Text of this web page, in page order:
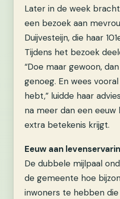
Later in de week
een bezoek aan
Duijvesteijn, die haar
Tijdens het bezoek
“Doe maar gewoon,
genoeg. En wees
hebt,” luidde haar
na meer dan een eeuw
extra betekenis krijgt.
Eeuw aan
De dubbele mijlpaal
de gemeente hoe
inwoners te hebben